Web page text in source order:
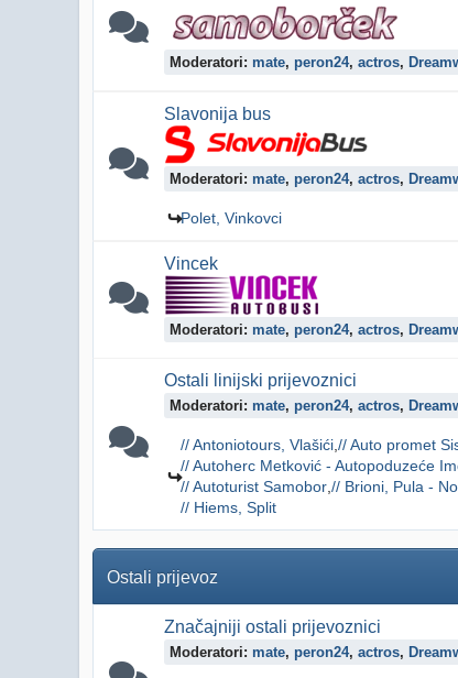
Moderatori: mate, peron24, actros,
Slavonija bus
Moderatori: mate, peron24, actros,
Polet, Vinkovci
Vincek
Moderatori: mate, peron24, actros,
Ostali linijski prijevoznici
Moderatori: mate, peron24, actros,
// Antoniotours, Vlašići // Auto promet
// Autoherc Metković - Autopoduzeće
// Autoturist Samobor // Brioni, Pula -
// Hiems, Split
Ostali prijevoz
Značajniji ostali prijevoznici
Moderatori: mate, peron24, actros,